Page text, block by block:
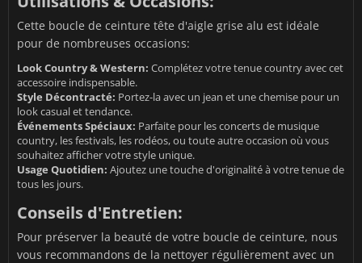
Cette boucle de ceinture tête d'aigle grise alu est idéale
pour de nombreuses occasions:
Look Country & Western: Complétez votre tenue country avec cet
accessoire indispensable.
Style Décontracté: Portez-la avec un jean et une chemise pour un
look casual et tendance.
Événements Spéciaux: Parfaite pour les concerts de musique
country, les festivals, les rodéos, ou toute autre occasion où vous
souhaitez afficher votre style unique.
Usage Quotidien: Ajoutez une touche d'originalité à votre tenue de
tous les jours.
Conseils d'Entretien:
Pour préserver la beauté de votre boucle de ceinture, nous
vous recommandons de la nettoyer régulièrement avec un